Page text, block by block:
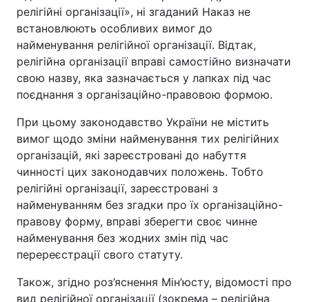
релігійні організації», ні згаданий Наказ не
встановлюють особливих вимог до
найменування релігійної організації. Відтак,
релігійна організації вправі самостійно визначати
свою назву, яка зазначається у лапках під час
поєднання з організаційно-правовою формою.
При цьому законодавство України не містить
вимог щодо зміни найменування тих релігійних
організацій, які зареєстровані до набуття
чинності цих законодавчих положень. Тобто
релігійні організації, зареєстровані з
найменуванням без згадки про їх організаційно-
правову форму, вправі зберегти своє чинне
найменування без жодних змін під час
перереєстрації свого статуту.
Також, згідно роз’яснення Мін’юсту, відомості про
вид релігійної організації (зокрема – релігійна